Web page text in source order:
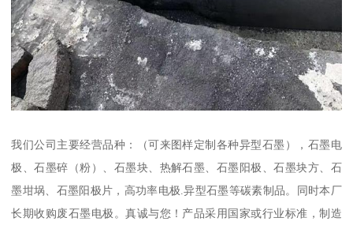
我们公司主要经营品种：（可来图样定制各种异型石墨），石墨电
极、石墨碎（粉）、石墨块、热解石墨、石墨阳极、石墨块方、石
墨坩埚、石墨阳极片，高功率电极.异型石墨等碳素制品。同时本厂
长期收购废石墨电极。真诚与您！产品采用国家或行业标准，制造